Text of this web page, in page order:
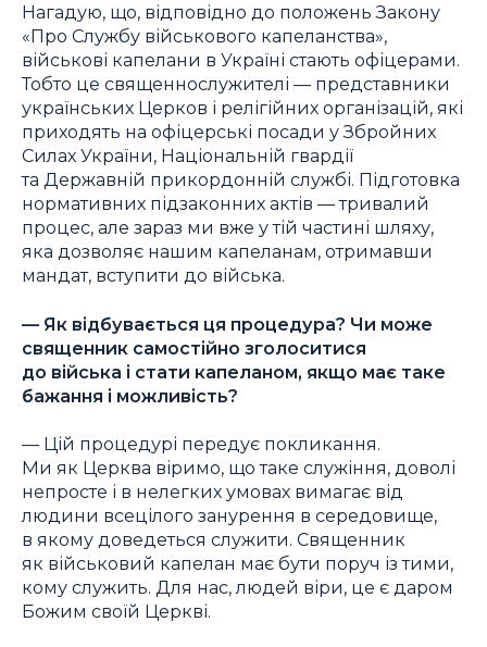
Нагадую, що, відповідно до положень Закону
«Про Службу військового капеланства»,
військові капелани в Україні стають офіцерами.
Тобто це священнослужителі — представники
українських Церков і релігійних організацій, які
приходять на офіцерські посади у Збройних
Силах України, Національній гвардії
та Державній прикордонній службі. Підготовка
нормативних підзаконних актів — тривалий
процес, але зараз ми вже у тій частині шляху,
яка дозволяє нашим капеланам, отримавши
мандат, вступити до війська.
— Як відбувається ця процедура? Чи може
священник самостійно зголоситися
до війська і стати капеланом, якщо має таке
бажання і можливість?
— Цій процедурі передує покликання.
Ми як Церква віримо, що таке служіння, доволі
непросте і в нелегких умовах вимагає від
людини всецілого занурення в середовище,
в якому доведеться служити. Священник
як військовий капелан має бути поруч із тими,
кому служить. Для нас, людей віри, це є даром
Божим своїй Церкві.